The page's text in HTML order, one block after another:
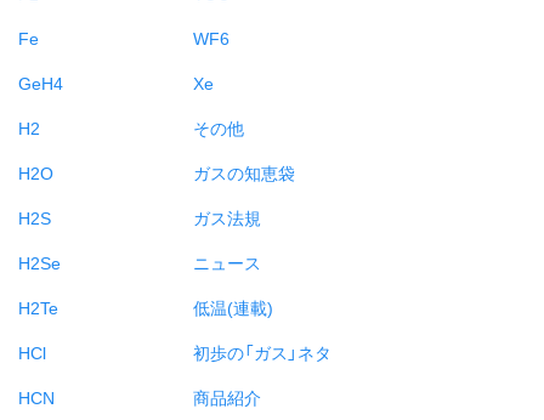
Fe
GeH4
H2
H2O
H2S
H2Se
H2Te
HCl
HCN
WF6
Xe
その他
ガスの知恵袋
ガス法規
ニュース
低温(連載)
初歩の「ガス」ネタ
商品紹介